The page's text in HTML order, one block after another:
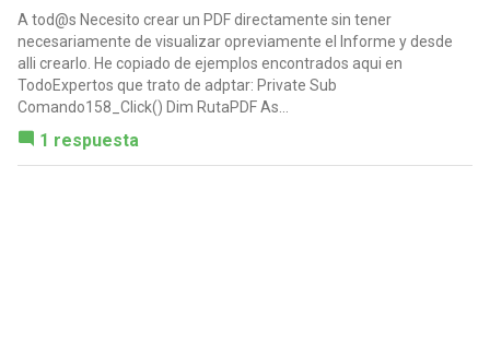
A tod@s Necesito crear un PDF directamente sin tener
necesariamente de visualizar opreviamente el Informe y desde
alli crearlo. He copiado de ejemplos encontrados aqui en
TodoExpertos que trato de adptar: Private Sub
Comando158_Click() Dim RutaPDF As...
1 respuesta